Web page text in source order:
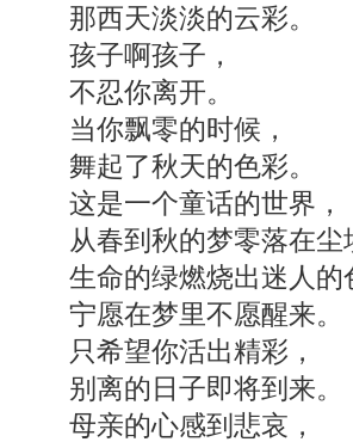
那西天淡淡的云彩。
孩子啊孩子，
不忍你离开。
当你飘零的时候，
舞起了秋天的色彩。
这是一个童话的世界，
从春到秋的梦零落在尘
生命的绿燃烧出迷人的
宁愿在梦里不愿醒来。
只希望你活出精彩，
别离的日子即将到来。
母亲的心感到悲哀，